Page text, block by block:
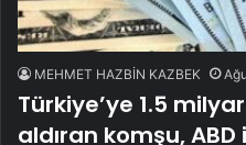
MEHMET HAZBİN KAZBEK
Türkiye’ye 1.5
aldıran komşu,